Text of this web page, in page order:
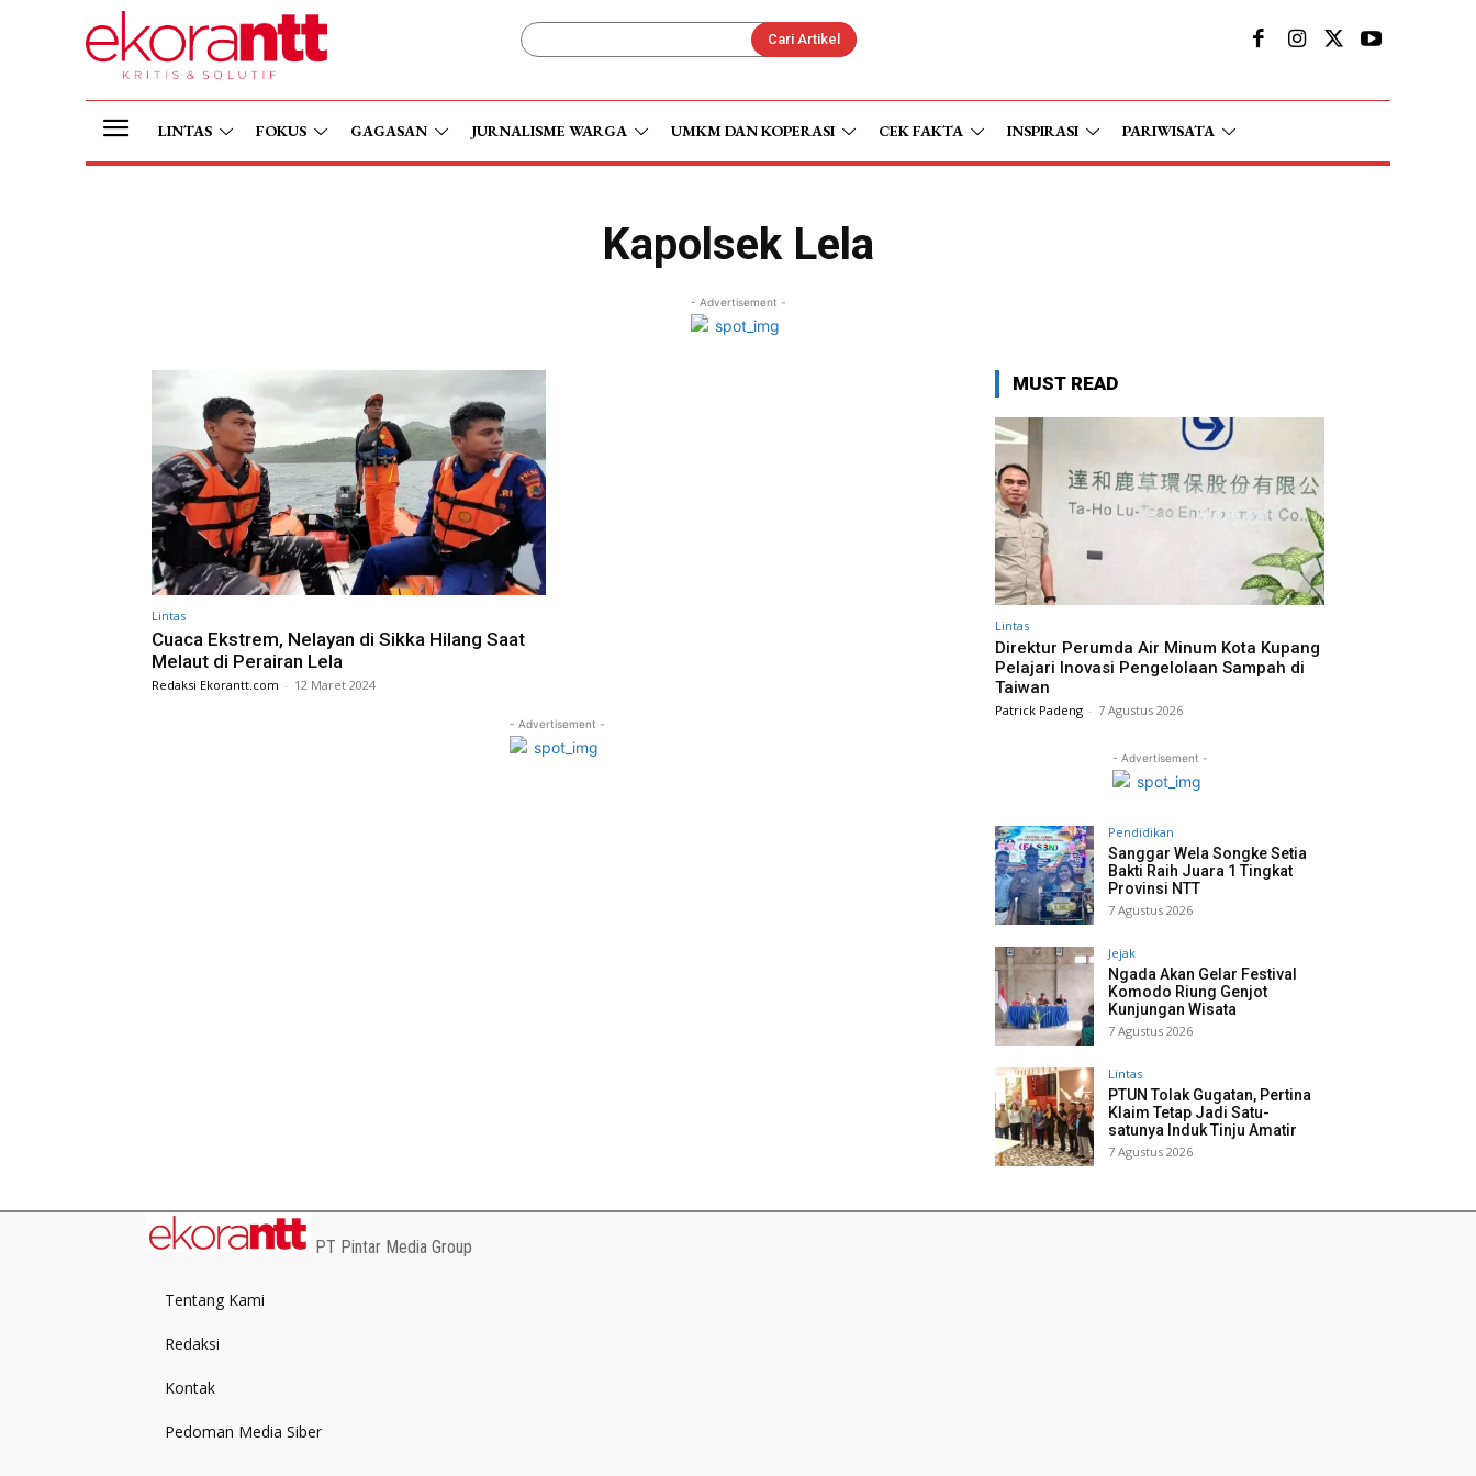
Cari Artikel
LINTAS FOKUS GAGASAN JURNALISME WARGA UMKM DAN KOPERASI CEK FAKTA INSPIRASI PARIWISATA
Kapolsek Lela
- Advertisement -
Lintas
Cuaca Ekstrem, Nelayan di Sikka Hilang Saat
Melaut di Perairan Lela
Redaksi Ekorantt.com - 12 Maret 2024
- Advertisement -
MUST READ
Lintas
Direktur Perumda Air Minum Kota Kupang
Pelajari Inovasi Pengelolaan Sampah di
Taiwan
Patrick Padeng - 7 Agustus 2026
- Advertisement -
Pendidikan
Sanggar Wela Songke Setia
Bakti Raih Juara 1 Tingkat
Provinsi NTT
7 Agustus 2026
Jejak
Ngada Akan Gelar Festival
Komodo Riung Genjot
Kunjungan Wisata
7 Agustus 2026
Lintas
PTUN Tolak Gugatan, Pertina
Klaim Tetap Jadi Satu-
satunya Induk Tinju Amatir
7 Agustus 2026
PT Pintar Media Group
Tentang Kami
Redaksi
Kontak
Pedoman Media Siber